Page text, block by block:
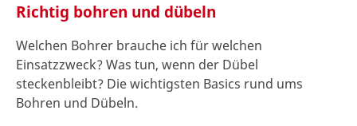
Richtig bohren und dübeln
Welchen Bohrer brauche ich für welchen
Einsatzzweck? Was tun, wenn der Dübel
steckenbleibt? Die wichtigsten Basics rund ums
Bohren und Dübeln.